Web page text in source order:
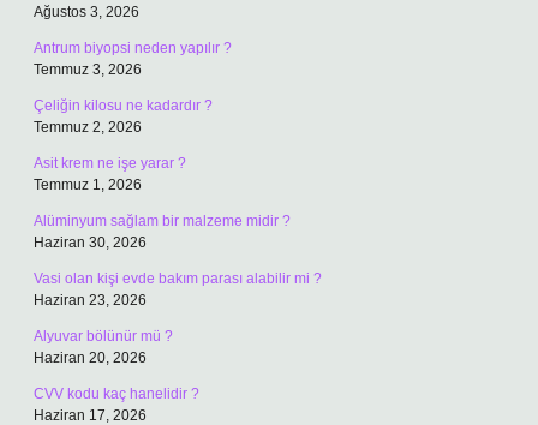
Ağustos 3, 2026
Antrum biyopsi neden yapılır ?
Temmuz 3, 2026
Çeliğin kilosu ne kadardır ?
Temmuz 2, 2026
Asit krem ne işe yarar ?
Temmuz 1, 2026
Alüminyum sağlam bir malzeme midir ?
Haziran 30, 2026
Vasi olan kişi evde bakım parası alabilir mi ?
Haziran 23, 2026
Alyuvar bölünür mü ?
Haziran 20, 2026
CVV kodu kaç hanelidir ?
Haziran 17, 2026